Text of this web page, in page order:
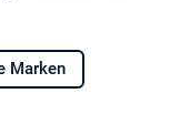
Marken